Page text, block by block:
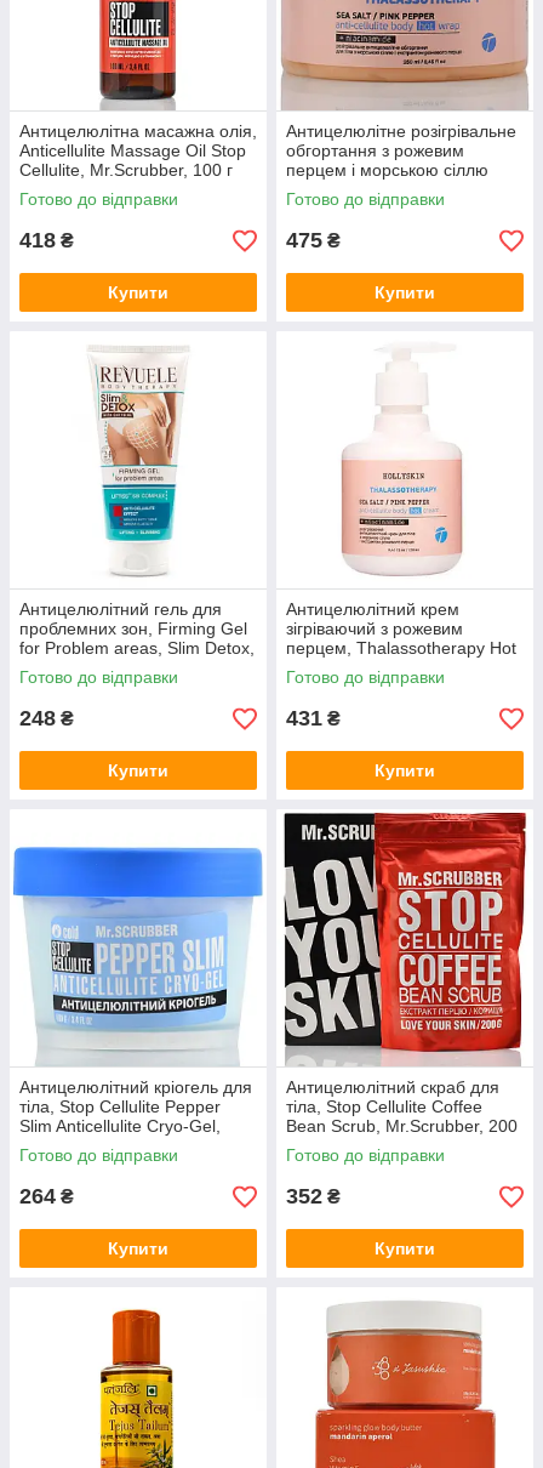
Антицелюлітна масажна олія,
Anticellulite Massage Oil Stop
Cellulite, Mr.Scrubber, 100 г
Готово до відправки
418 ₴
Купити
Антицелюлітне розігрівальне
обгортання з рожевим
перцем і морською сіллю
Thalassotherapy Body Hot
Wrap Hollyskin 250 мл
Готово до відправки
475 ₴
Купити
Антицелюлітний гель для
проблемних зон, Firming Gel
for Problem areas, Slim Detox,
Revuele, 200 ml
Готово до відправки
248 ₴
Купити
Антицелюлітний крем
зігріваючий з рожевим
перцем, Thalassotherapy Hot
Cream, Hollyskin, 250 мл
Готово до відправки
431 ₴
Купити
Антицелюлітний кріогель для
тіла, Stop Cellulite Pepper
Slim Anticellulite Cryo-Gel,
Mr.Scrubber, 100 г
Готово до відправки
264 ₴
Купити
Антицелюлітний скраб для
тіла, Stop Cellulite Coffee
Bean Scrub, Mr.Scrubber, 200
гГотово до відправки
352 ₴
Купити